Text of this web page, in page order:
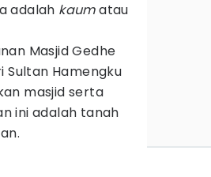
adalah kaumatau
Masjid Gedhe
Sultan Hamengku
masjid serta
ini adalah tanah